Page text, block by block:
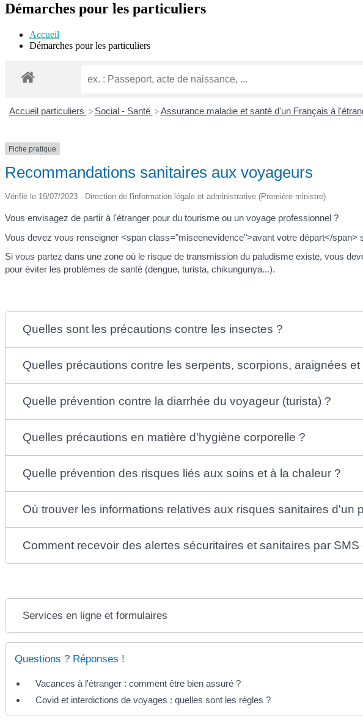
mobiledescktop
Démarches pour les particuliers
Accueil
Démarches pour les particuliers
Accueil particuliers > Social - Santé > Assurance maladie et santé d'un Français à
Fiche pratique
Recommandations sanitaires aux voyageurs
Vérifié le 19/07/2023 - Direction de l'information légale et administrative (Première ministre)
Vous envisagez de partir à l'étranger pour du tourisme ou un voyage professionnel ?
Vous devez vous renseigner <span class="miseenevidence">avant votre départ</
Si vous partez dans une zone où le risque de transmission du paludisme existe, vous
pour éviter les problèmes de santé (dengue, turista, chikungunya...).
Quelles sont les précautions contre les insectes ?
Quelles précautions contre les serpents, scorpions, araignées
Quelle prévention contre la diarrhée du voyageur (turista) ?
Quelles précautions en matière d'hygiène corporelle ?
Quelle prévention des risques liés aux soins et à la chaleur ?
Où trouver les informations relatives aux risques sanitaires d'un
Comment recevoir des alertes sécuritaires et sanitaires par SMS
Services en ligne et formulaires
Questions ? Réponses !
Vacances à l'étranger : comment être bien assuré ?
Covid et interdictions de voyages : quelles sont les règles ?